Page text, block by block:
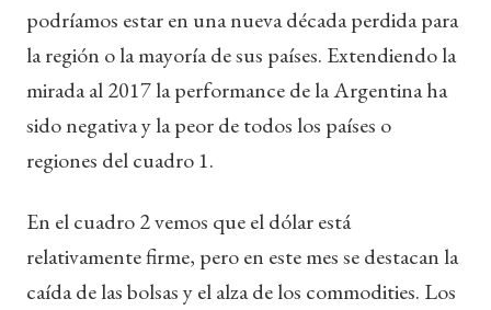
podríamos estar en una nueva década perdida para
la región o la mayoría de sus países. Extendiendo la
mirada al 2017 la performance de la Argentina ha
sido negativa y la peor de todos los países o
regiones del cuadro 1.
En el cuadro 2 vemos que el dólar está
relativamente firme, pero en este mes se destacan la
caída de las bolsas y el alza de los commodities. Los